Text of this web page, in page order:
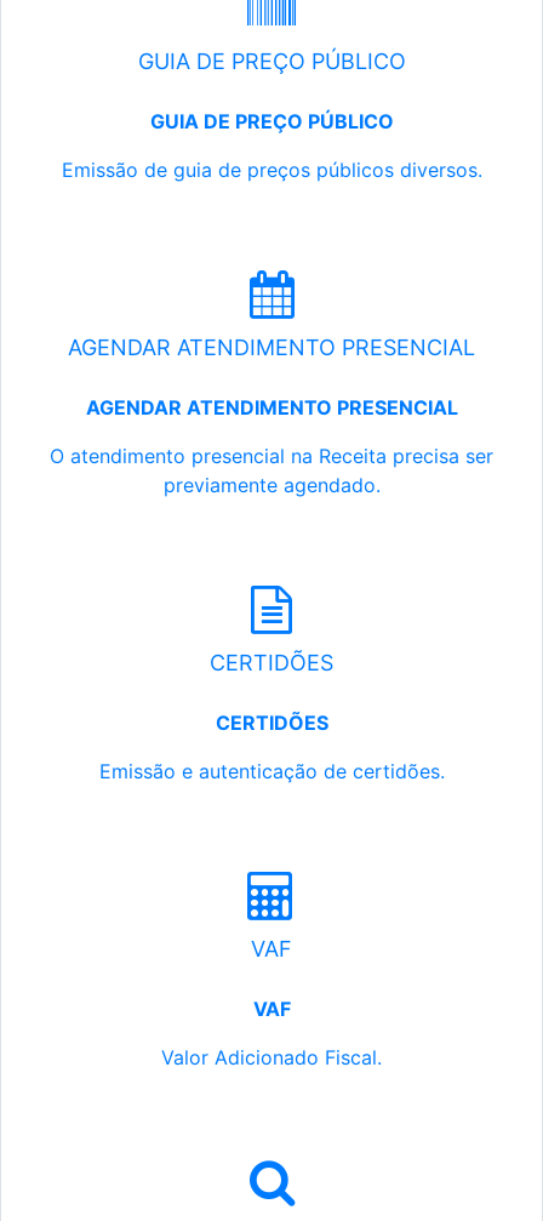
GUIA DE PREÇO PÚBLICO
GUIA DE PREÇO PÚBLICO
Emissão de guia de preços públicos diversos.
AGENDAR ATENDIMENTO PRESENCIAL
AGENDAR ATENDIMENTO PRESENCIAL
O atendimento presencial na Receita precisa ser
previamente agendado.
CERTIDÕES
CERTIDÕES
Emissão e autenticação de certidões.
VAF
VAF
Valor Adicionado Fiscal.